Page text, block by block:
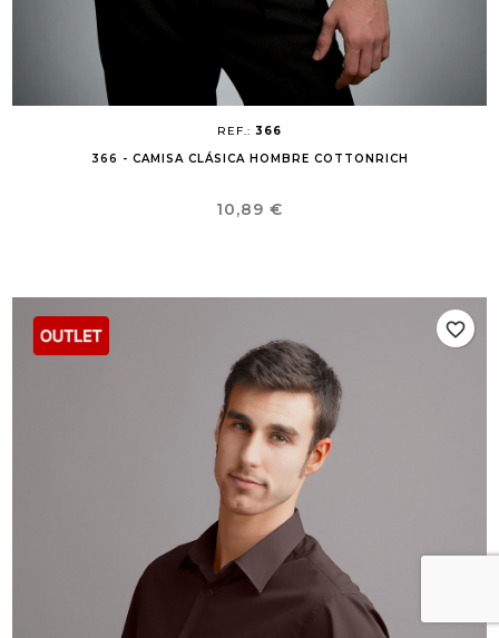
REF.: 366
366 - CAMISA CLÁSICA HOMBRE COTTONRICH
Precio
10,89 €
favorite_border